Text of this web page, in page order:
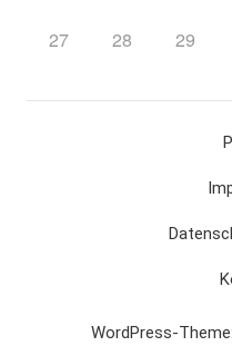
27 28 29
WordPress-